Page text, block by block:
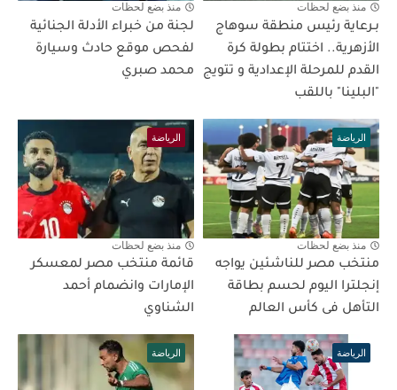
منذ بضع لحظات
بـرعاية رئيس منطقة سوهاج
الأزهرية.. اختتام بطولة كرة
القدم للمرحلة الإعدادية و تتويج
"البلينا" باللقب
منذ بضع لحظات
لجنة من خبراء الأدلة الجنائية
لفحص موقع حادث وسيارة
محمد صبري
الرياضة
منذ بضع لحظات
منتخب مصر للناشئين يواجه
إنجلترا اليوم لحسم بطاقة
التأهل فى كأس العالم
الرياضة
منذ بضع لحظات
قائمة منتخب مصر لمعسكر
الإمارات وانضمام أحمد
الشناوي
الرياضة الرياضة